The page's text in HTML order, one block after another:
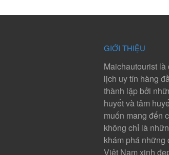
GIỚI THIỆU
Maichautourist
lịch uy tín hàng
thành lập bởi
huyết và tâm
muốn mang đến
không chỉ là
khám phá những
Việt Nam xinh